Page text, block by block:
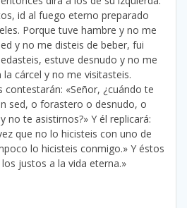
id al fuego eterno preparado
Porque tuve hambre y no me
y no me disteis de beber, fui
estuve desnudo y no me
cárcel y no me visitasteis.
«Señor, ¿cuándo te
sed, o forastero o desnudo, o
no te asistirnos?» Y él replicará:
que no lo hicisteis con uno de
lo hicisteis conmigo.» Y éstos
justos a la vida eterna.»